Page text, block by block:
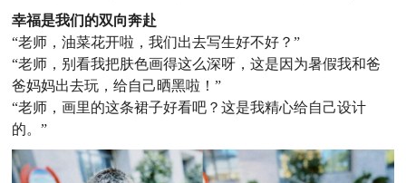
幸福是我们的双向奔赴
“老师，油菜花开啦，我们出去写生好不好？”
“老师，别看我把肤色画得这么深呀，这是因为暑假我和爸
爸妈妈出去玩，给自己晒黑啦！”
“老师，画里的这条裙子好看吧？这是我精心给自己设计
的。”